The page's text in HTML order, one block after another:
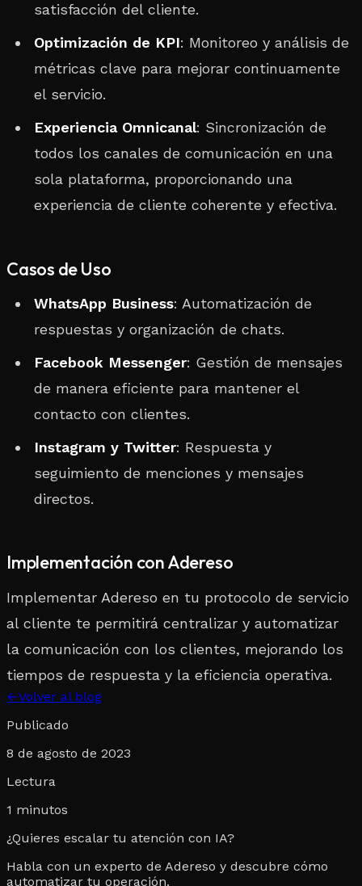
satisfacción del cliente.
Optimización de KPI: Monitoreo y análisis de
métricas clave para mejorar continuamente
el servicio.
Experiencia Omnicanal: Sincronización de
todos los canales de comunicación en una
sola plataforma, proporcionando una
experiencia de cliente coherente y efectiva.
Casos de Uso
WhatsApp Business: Automatización de
respuestas y organización de chats.
Facebook Messenger: Gestión de mensajes
de manera eficiente para mantener el
contacto con clientes.
Instagram y Twitter: Respuesta y
seguimiento de menciones y mensajes
directos.
Implementación con Adereso
Implementar Adereso en tu protocolo de servicio
al cliente te permitirá centralizar y automatizar
la comunicación con los clientes, mejorando los
tiempos de respuesta y la eficiencia operativa.
←Volver al blog
Publicado
8 de agosto de 2023
Lectura
1 minutos
¿Quieres escalar tu atención con IA?
Habla con un experto de Adereso y descubre cómo
automatizar tu operación.